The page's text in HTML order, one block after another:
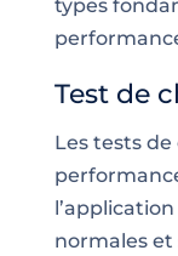
types
Test de
Les tests
normales et